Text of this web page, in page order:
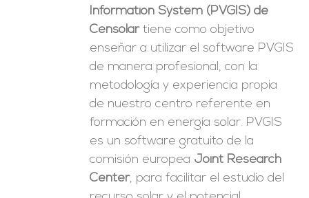
Information System (PVGIS) de
Censolartiene como objetivo
enseñar a utilizar el software PVGIS
de manera profesional, con la
metodología y experiencia propia
de nuestro centro referente en
formación en energía solar. PVGIS
es un software gratuito de la
comisión europea Joint Research
Center, para facilitar el estudio del